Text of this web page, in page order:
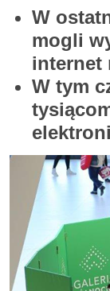
W
mogli
internet
W tym